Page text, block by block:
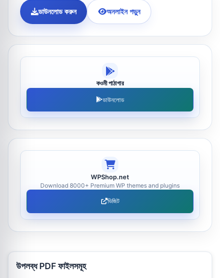
ডাউনলোড করুন অনলাইন পড়ুন
কওমী পাঠাগার
ডাউনলোড
WPShop.net
Download 8000+ Premium WP themes and plugins
ভিজিট
উপলব্ধ PDF ফাইলসমূহ